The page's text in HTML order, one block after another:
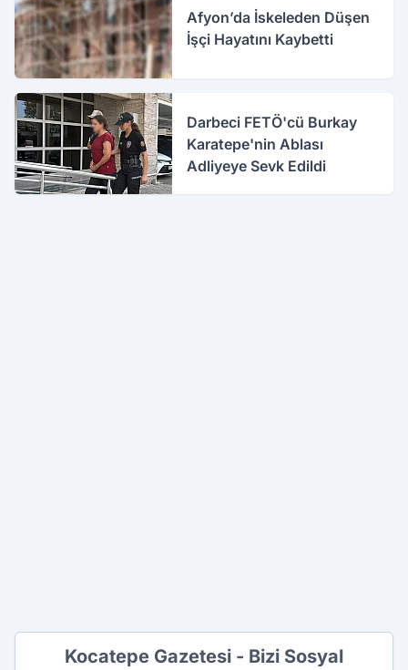
Afyon’da İskeleden Düşen
İşçi Hayatını Kaybetti
Darbeci FETÖ'cü Burkay
Karatepe'nin Ablası
Adliyeye Sevk Edildi
Kocatepe Gazetesi - Bizi Sosyal